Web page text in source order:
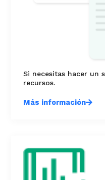
Si necesitas hacer un
recursos.
Más información